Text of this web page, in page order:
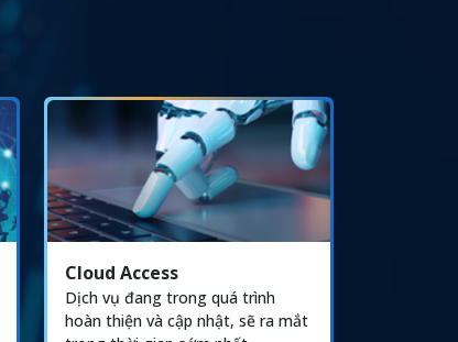
Cloud Access
Dịch vụ đang trong quá trình
hoàn thiện và cập nhật, sẽ ra mắt